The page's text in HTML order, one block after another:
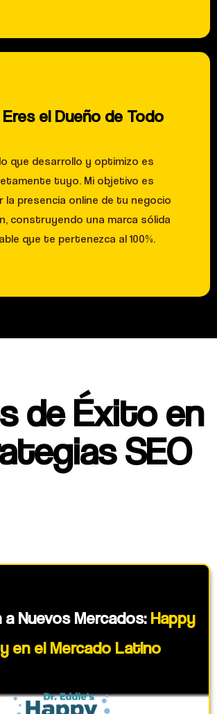
el Dueño de Todo
que desarrollo y optimizo es
tuyo. Mi objetivo es
la presencia online de tu negocio
construyendo una marca sólida
que te pertenezca al 100%.
de Éxito en
SEO
a Nuevos Mercados: Happy
en el Mercado Latino